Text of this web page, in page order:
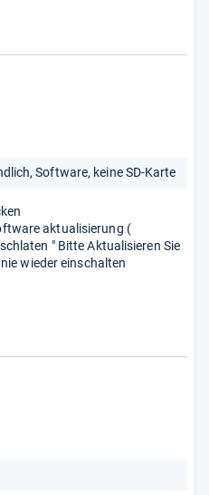
Software, keine SD-Karte
aktualisierung (
" Bitte Aktualisieren Sie
wieder einschalten